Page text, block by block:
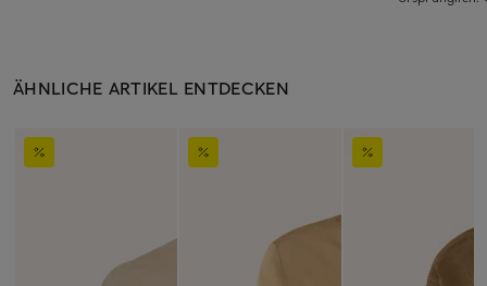
ÄHNLICHE ARTIKEL ENTDECKEN